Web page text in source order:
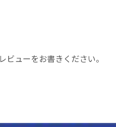
ビューをお書きください。